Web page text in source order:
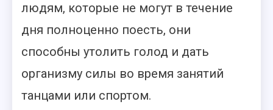
людям, которые не могут в течение
дня полноценно поесть, они
способны утолить голод и дать
организму силы во время занятий
танцами или спортом.